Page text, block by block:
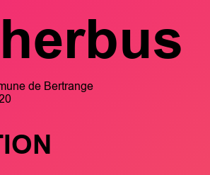
de Bertrange